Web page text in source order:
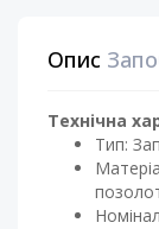
Опис
Технічна
Тип: